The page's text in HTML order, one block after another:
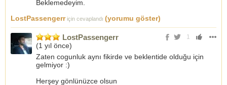
Beklemedeyim.
LostPassengerriçin cevaplandı (yorumu göster)
1
LostPassengerr
(1 yıl önce)
Zaten cogunluk aynı fikirde ve beklentide olduğu için
gelmiyor :)
Herşey gönlünüzce olsun